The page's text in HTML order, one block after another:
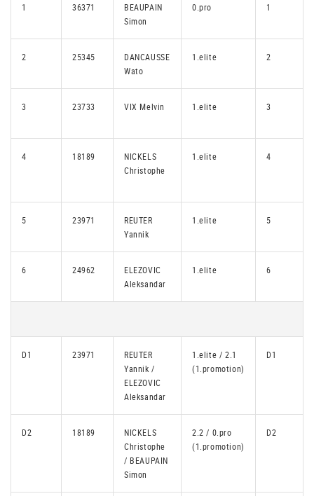
1 36371
BEAUPAIN
Simon
0.pro 1
2 25345
DANCAUSSE
Wato
1.elite 2
3 23733 VIX Melvin 1.elite 3
4 18189
NICKELS
Christophe
1.elite 4
5 23971
REUTER
Yannik
1.elite 5
6 24962
ELEZOVIC
Aleksandar
1.elite 6
D1 23971
REUTER
Yannik /
ELEZOVIC
Aleksandar
1.elite / 2.1
(1.promotion)
D1
D2 18189
NICKELS
Christophe
/ BEAUPAIN
Simon
2.2 / 0.pro
(1.promotion)
D2